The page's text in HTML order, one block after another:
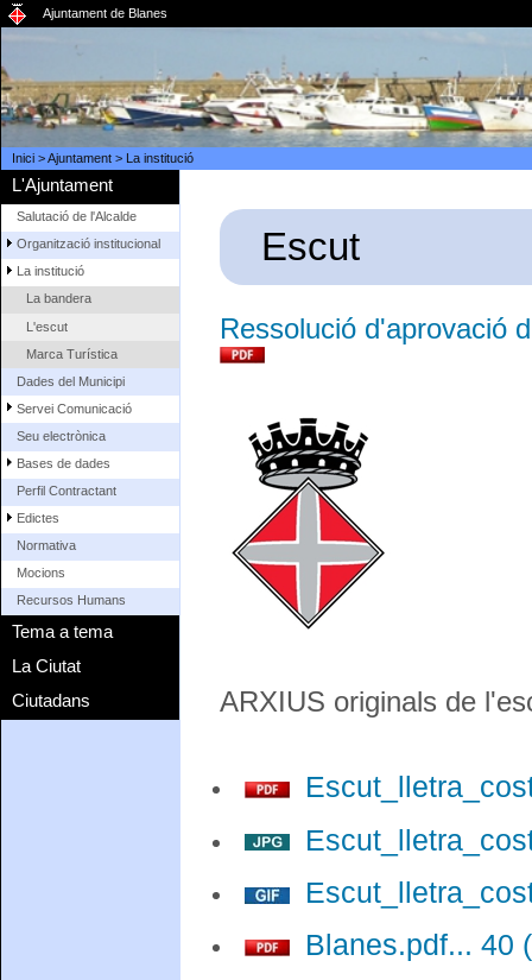
Ajuntament de Blanes
Inici>Ajuntament> La institució
L'Ajuntament
Salutació de l'Alcalde
Organització institucional
La institució
La bandera
L'escut
Marca Turística
Dades del Municipi
Servei Comunicació
Seu electrònica
Bases de dades
Perfil Contractant
Edictes
Normativa
Mocions
Recursos Humans
Tema a tema
La Ciutat
Ciutadans
Escut
Ressolució d'aprovació
ARXIUS originals de
Blanes.pdf... 40